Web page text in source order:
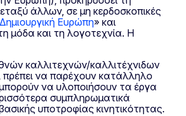
άλλων, σε μη κερδοσκοπικές
Δημιουργική Ευρώπη» και
μόδα και τη λογοτεχνία. Η
καλλιτεχνών/καλλιτέχνιδων
πρέπει να παρέχουν κατάλληλο
να υλοποιήσουν τα έργα
συμπληρωματικά
υποτροφίας κινητικότητας.